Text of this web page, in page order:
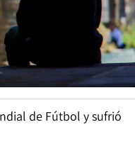
de Fútbol y sufrió